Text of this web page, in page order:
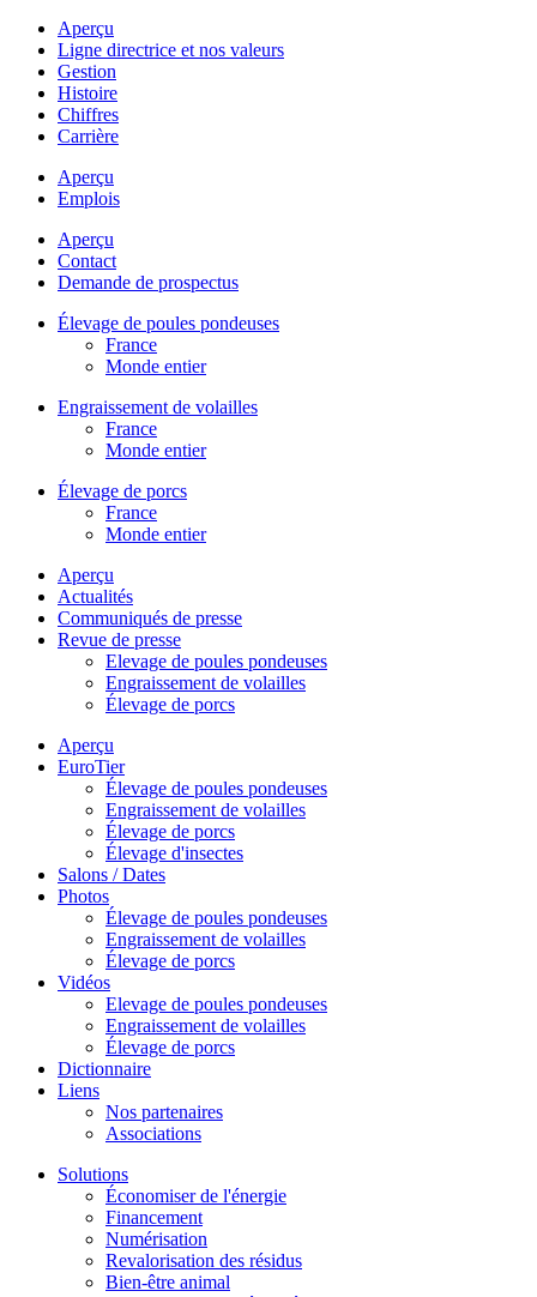
Aperçu
Ligne directrice et nos valeurs
Gestion
Histoire
Chiffres
Carrière
Aperçu
Emplois
Aperçu
Contact
Demande de prospectus
Élevage de poules pondeuses
France
Monde entier
Engraissement de volailles
France
Monde entier
Élevage de porcs
France
Monde entier
Aperçu
Actualités
Communiqués de presse
Revue de presse
Elevage de poules pondeuses
Engraissement de volailles
Élevage de porcs
Aperçu
EuroTier
Élevage de poules pondeuses
Engraissement de volailles
Élevage de porcs
Élevage d'insectes
Salons / Dates
Photos
Élevage de poules pondeuses
Engraissement de volailles
Élevage de porcs
Vidéos
Elevage de poules pondeuses
Engraissement de volailles
Élevage de porcs
Dictionnaire
Liens
Nos partenaires
Associations
Solutions
Économiser de l'énergie
Financement
Numérisation
Revalorisation des résidus
Bien-être animal